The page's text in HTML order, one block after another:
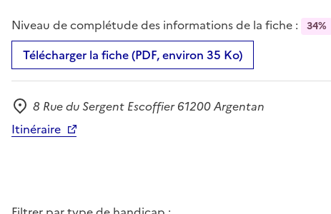
Niveau de complétude des informations de la fiche : 34%
Télécharger la fiche (PDF, environ 35 Ko)
Adresse
8 Rue du Sergent Escoffier 61200 Argentan
Itinéraire